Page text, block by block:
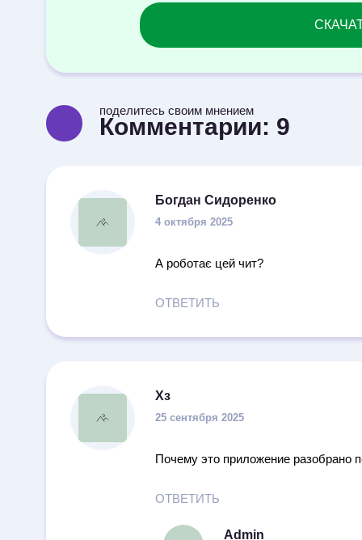
поделитесь своим мнением
Комментарии: 9
Богдан Сидоренко
4 октября 2025
А роботає цей чит?
ОТВЕТИТЬ
Хз
25 сентября 2025
Почему это приложение разобрано
ОТВЕТИТЬ
Admin